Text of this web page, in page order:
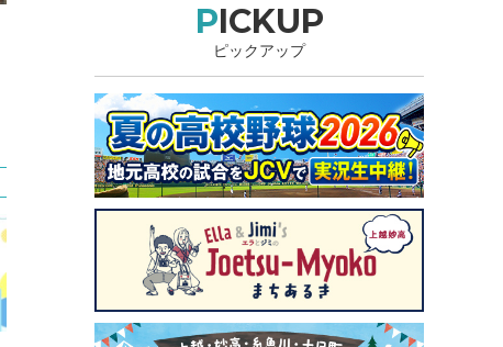
PICKUP
ピックアップ